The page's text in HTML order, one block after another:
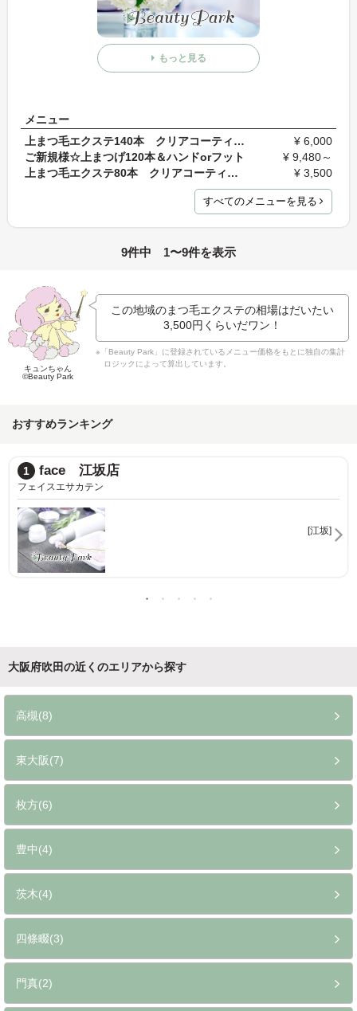
もっと見る
メニュー
上まつ毛エクステ140本 クリアコーティング付
¥ 6,000
ご新規様☆上まつげ120本＆ハンドorフット
¥ 9,480～
上まつ毛エクステ80本 クリアコーティング付
¥ 3,500
すべてのメニューを見る
9件中 1〜9件を表示
キュンちゃん
©Beauty Park
この地域のまつ毛エクステの相場はだいたい
3,500円 くらいだワン！
※「Beauty Park」に登録されているメニュー価格をもとに独自の集計
ロジックによって算出しています。
おすすめランキング
大阪府吹田の近くのエリアから探す
高槻(8)
東大阪(7)
枚方(6)
豊中(4)
茨木(4)
四條畷(3)
門真(2)